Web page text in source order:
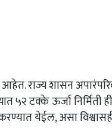
आहेत.राज्यशासन
५२टक्केऊर्जानिर्मितीही
येईल,असा